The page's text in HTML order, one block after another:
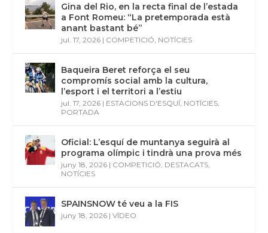
Gina del Rio, en la recta final de l’estada
a Font Romeu: “La pretemporada està
anant bastant bé”
jul. 17, 2026 | COMPETICIÓ NOTÍCIES
Baqueira Beret reforça el seu
compromís social amb la cultura,
l’esport i el territori a l’estiu
jul. 17, 2026 | ESTACIONS D'ESQUÍ NOTÍCIES
PORTADA
Oficial: L’esquí de muntanya seguirà al
programa olímpic i tindrà una prova més
juny 18, 2026 | COMPETICIÓ DESTACATS
NOTÍCIES
SPAINSNOW té veu a la FIS
juny 18, 2026 |VÍDEO